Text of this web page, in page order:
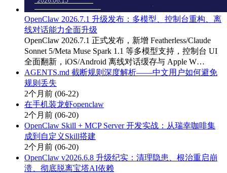
OpenClaw 2026.7.1 升级发布：多模型、控制台重构、离
线对话能力全面升级
OpenClaw 2026.7.1 正式发布，新增 Featherless/Claude
Sonnet 5/Meta Muse Spark 1.1 等多模型支持，控制台 UI
全面翻新，iOS/Android 离线对话缓存与 Apple W…
AGENTS.md 截断规则深度解析——中文用户如何避免
规则丢失
2个月前 (06-22)
在手机装龙虾openclaw
2个月前 (06-20)
OpenClaw Skill + MCP Server 开发实战：从瑞幸咖啡集
成到自定义Skill搭建
2个月前 (06-20)
OpenClaw v2026.6.8 升级纪实：清理隐患、根治重启崩
溃、彻底脱离宝塔AI依赖